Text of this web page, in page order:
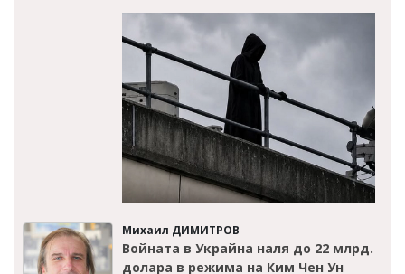
Михаил ДИМИТРОВ
Войната в Украйна наля до 22 млрд.
долара в режима на Ким Чен Ун